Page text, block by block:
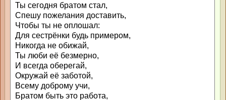
Ты сегодня братом стал,
Спешу пожелания доставить,
Чтобы ты не оплошал:
Для сестрёнки будь примером,
Никогда не обижай,
Ты люби её безмерно,
И всегда оберегай,
Окружай её заботой,
Всему доброму учи,
Братом быть это работа,